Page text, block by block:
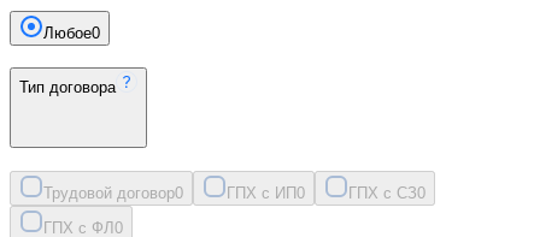
Любое0
Тип договора
Трудовой договор0 ГПХ с ИП0 ГПХ с СЗ0
ГПХ с ФЛ 0